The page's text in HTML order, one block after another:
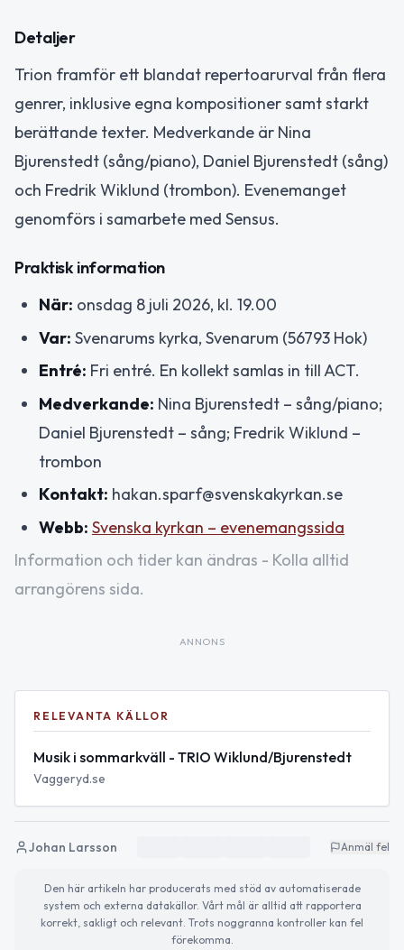
Detaljer
Trion framför ett blandat repertoarurval från flera
genrer, inklusive egna kompositioner samt starkt
berättande texter. Medverkande är Nina
Bjurenstedt (sång/piano), Daniel Bjurenstedt (sång)
och Fredrik Wiklund (trombon). Evenemanget
genomförs i samarbete med Sensus.
Praktisk information
När: onsdag 8 juli 2026, kl. 19.00
Var: Svenarums kyrka, Svenarum (56793 Hok)
Entré: Fri entré. En kollekt samlas in till ACT.
Medverkande: Nina Bjurenstedt – sång/piano;
Daniel Bjurenstedt – sång; Fredrik Wiklund –
trombon
Kontakt: hakan.sparf@svenskakyrkan.se
Webb: Svenska kyrkan – evenemangssida
Information och tider kan ändras - Kolla alltid
arrangörens sida.
ANNONS
RELEVANTA KÄLLOR
Musik i sommarkväll - TRIO Wiklund/Bjurenstedt
Vaggeryd.se
Johan Larsson Anmäl fel
Den här artikeln har producerats med stöd av automatiserade
system och externa datakällor. Vårt mål är alltid att rapportera
korrekt, sakligt och relevant. Trots noggranna kontroller kan fel
förekomma.